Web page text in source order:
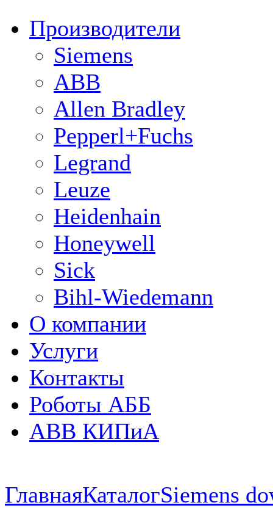
Производители
Siemens
ABB
Allen Bradley
Pepperl+Fuchs
Legrand
Leuze
Heidenhain
Honeywell
Sick
Bihl-Wiedemann
О компании
Услуги
Контакты
Роботы АББ
ABB КИПиА
ГлавнаяКаталогSiemens